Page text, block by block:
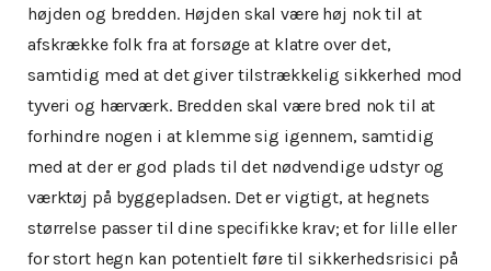
højden og bredden. Højden skal være høj nok til at
afskrække folk fra at forsøge at klatre over det,
samtidig med at det giver tilstrækkelig sikkerhed mod
tyveri og hærværk. Bredden skal være bred nok til at
forhindre nogen i at klemme sig igennem, samtidig
med at der er god plads til det nødvendige udstyr og
værktøj på byggepladsen. Det er vigtigt, at hegnets
størrelse passer til dine specifikke krav; et for lille eller
for stort hegn kan potentielt føre til sikkerhedsrisici på